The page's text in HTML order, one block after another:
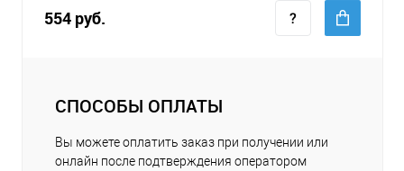
554 руб.
СПОСОБЫ ОПЛАТЫ
Вы можете оплатить заказ при получении или
онлайн после подтверждения оператором